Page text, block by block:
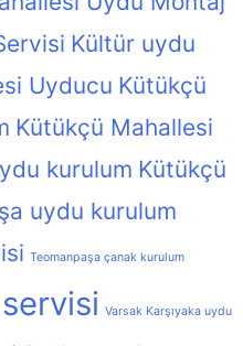
Kültür uydu
Uyducu Kütükçü
Kütükçü Mahallesi
kurulum Kütükçü
uydu kurulum
Teomanpaşa çanak kurulum
Varsak Karşıyaka uydu